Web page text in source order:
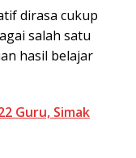
dirasa cukup
salah satu
hasil belajar
Guru, Simak